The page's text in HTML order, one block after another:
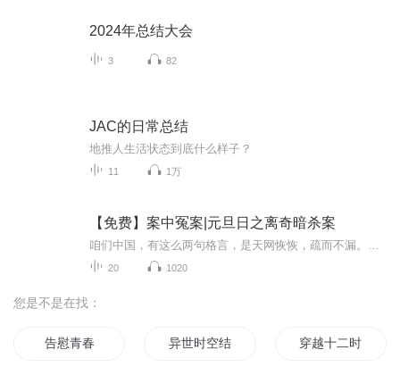
2024年总结大会
3 82
JAC的日常总结
地推人生活状态到底什么样子？
11 1万
【免费】案中冤案|元旦日之离奇暗杀案
20 1020
您是不是在找：
告慰青春 异世时空结 穿越十二时空结界